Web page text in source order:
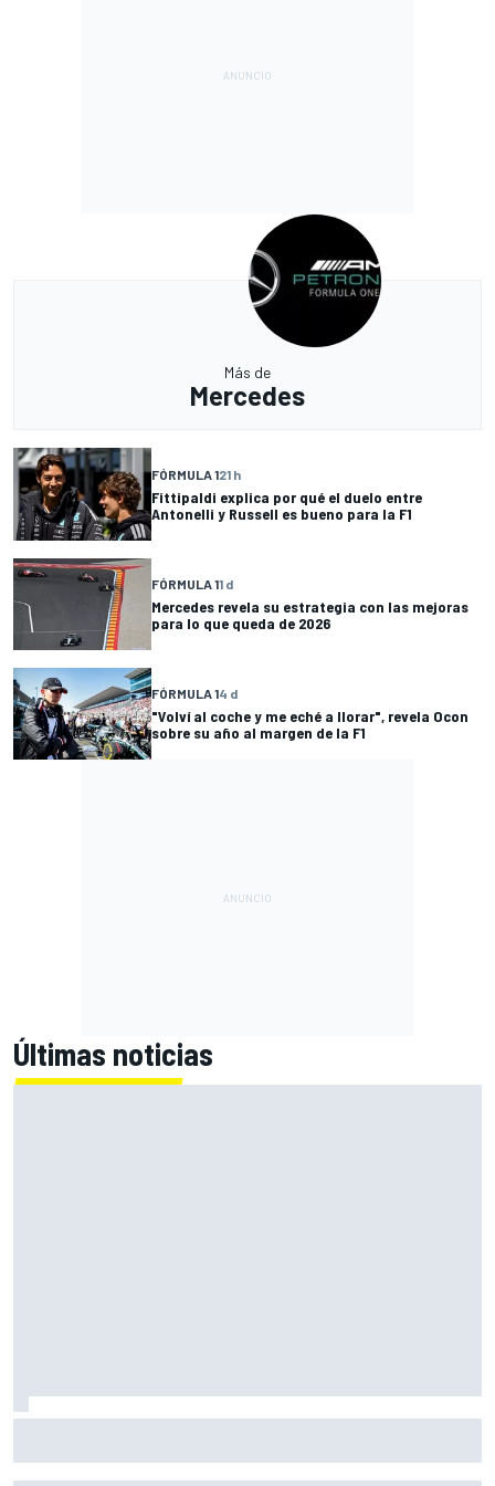
Más de
Mercedes
FÓRMULA 121 h
Fittipaldi explica por qué el duelo entre
Antonelli y Russell es bueno para la F1
FÓRMULA 11 d
Mercedes revela su estrategia con las mejoras
para lo que queda de 2026
FÓRMULA 14 d
"Volví al coche y me eché a llorar", revela Ocon
sobre su año al margen de la F1
Últimas noticias